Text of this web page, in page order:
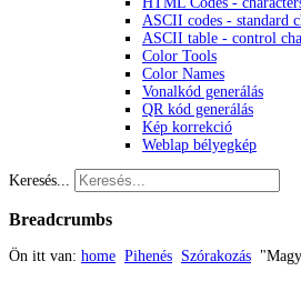
ASCII codes - standard
ASCII table - control
Color Tools
Color Names
Vonalkód generálás
QR kód generálás
Kép korrekció
Weblap bélyegkép
Keresés...
Breadcrumbs
Ön itt van: home Pihenés Szórakozás